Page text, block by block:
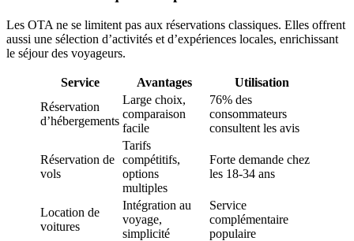
Les OTA ne se limitent pas aux réservations classiques. Elles offrent
aussi une sélection d’activités et d’expériences locales, enrichissant
le séjour des voyageurs.
Service Avantages
Utilisation
Réservation
d’hébergements
Large choix,
comparaison
facile
76% des
consommateurs
consultent les avis
Réservation de
vols
Tarifs
compétitifs,
options
multiples
Forte demande chez
les 18-34 ans
Location de
voitures
Intégration au
voyage,
simplicité
Service
complémentaire
populaire